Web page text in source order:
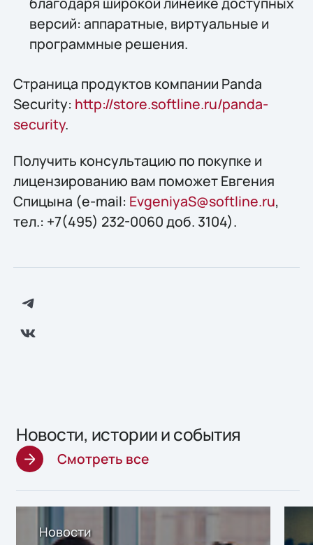
версий: аппаратные, виртуальные и
программные решения.
Страница продуктов компании Panda
Security: http://store.softline.ru/panda-
security.
Получить консультацию по покупке и
лицензированию вам поможет Евгения
Спицына (e-mail: EvgeniyaS@softline.ru,
тел.: +7(495) 232-0060 доб. 3104).
Новости, истории и события
Смотреть все
Новости